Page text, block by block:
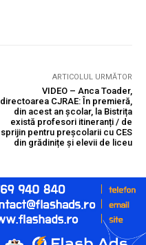
ARTICOLUL URMĂTOR
VIDEO – Anca Toader,
directoarea CJRAE: În premieră,
din acest an școlar, la Bistrița
există profesori itineranți / de
sprijin pentru preșcolarii cu CES
din grădinițe și elevii de liceu